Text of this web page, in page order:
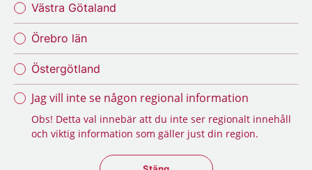
Västra Götaland
Örebro län
Östergötland
Jag vill inte se någon regional information
Obs! Detta val innebär att du inte ser regionalt innehåll
och viktig information som gäller just din region.